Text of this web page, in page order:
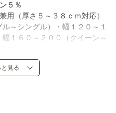
５％
用（厚さ５～３８ｃｍ対応）
～シングル）・幅１２０～１
１６０～２００（クイーン～
と見る